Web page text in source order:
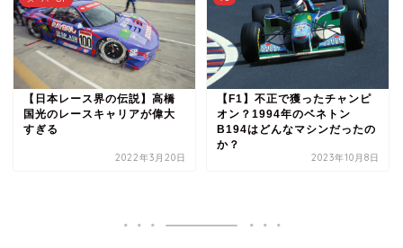
【日本レース界の伝説】高橋
国光のレースキャリアが偉大
すぎる
2022年3月20日
【F1】不正で獲ったチャンピ
オン？1994年のベネトン
B194はどんなマシンだったの
か？
2023年10月8日